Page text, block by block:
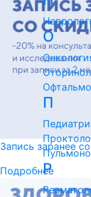
Запись заранее
Подробнее
О
П
Р